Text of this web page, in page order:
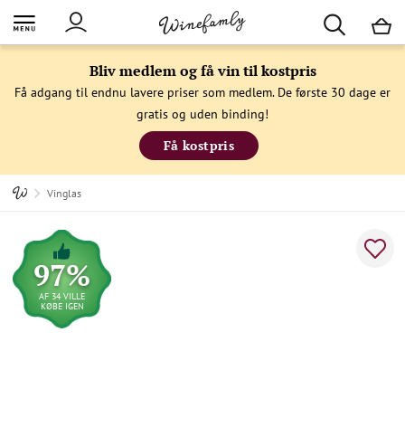
Bliv medlem og få vin til kostpris
Få adgang til endnu lavere priser som medlem. De første 30 dage er
gratis og uden binding!
Få kostpris
Vinglas
97%
AF 34 VILLE
KØBE IGEN